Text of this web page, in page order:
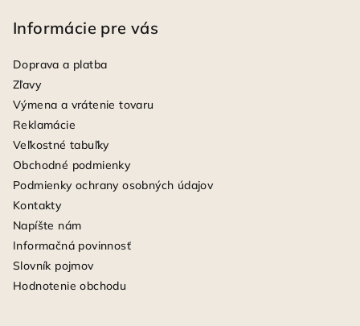
Informácie pre vás
Doprava a platba
Zľavy
Výmena a vrátenie tovaru
Reklamácie
Veľkostné tabuľky
Obchodné podmienky
Podmienky ochrany osobných údajov
Kontakty
Napíšte nám
Informačná povinnosť
Slovník pojmov
Hodnotenie obchodu